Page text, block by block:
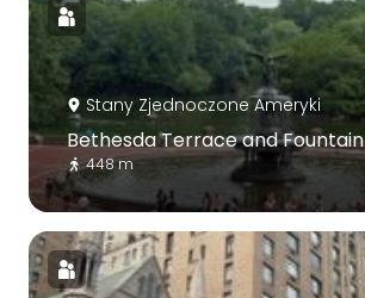
Stany Zjednoczone Ameryki
Bethesda Terrace and Fountain
448 m